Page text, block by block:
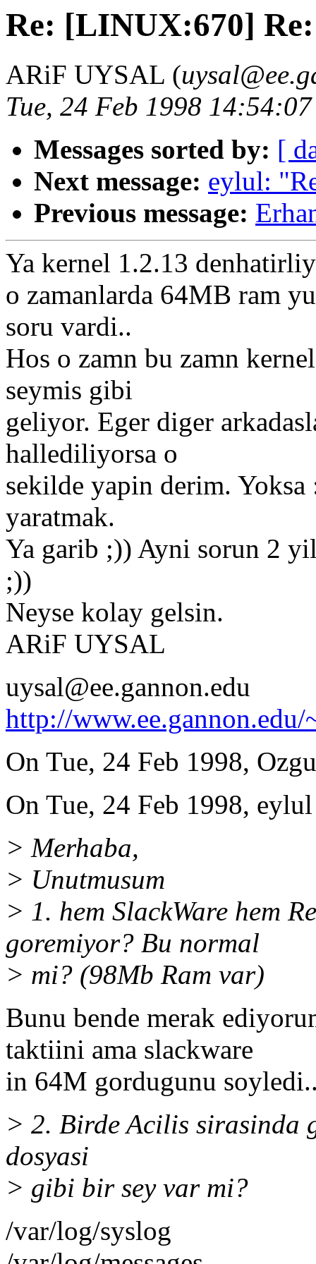
Re: [LINUX:670]
ARiF UYSAL (
Tue, 24 Feb 1998
Messages sorted by: [
Next message: eylul:
Previous message:
Ya kernel 1.2.13
o zamanlarda 64MB ram
soru vardi..
Hos o zamn bu zamn
seymis gibi
geliyor. Eger diger
hallediliyorsa o
sekilde yapin derim.
yaratmak.
Ya garib ;)) Ayni sorun 2
;))
Neyse kolay gelsin.
ARiF UYSAL
uysal@ee.gannon.edu
http://www.ee.gannon.edu/
On Tue, 24 Feb 1998,
On Tue, 24 Feb 1998,
> Merhaba,
> Unutmusum
> 1. hem SlackWare hem
goremiyor? Bu normal
> mi? (98Mb Ram var)
Bunu bende merak
taktiini ama slackware
in 64M gordugunu
> 2. Birde Acilis
dosyasi
> gibi bir sey var mi?
/var/log/syslog